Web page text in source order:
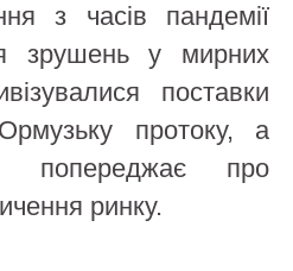
з часів пандемії
зрушень у мирних
поставки
протоку, а
попереджає про
ринку.